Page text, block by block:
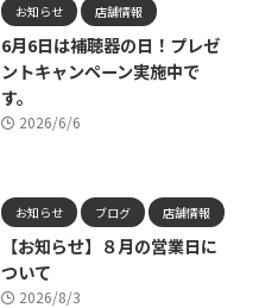
お知らせ 店舗情報
6月6日は補聴器の日！プレゼ
ントキャンペーン実施中で
す。
2026/6/6
お知らせ ブログ 店舗情報
【お知らせ】８月の営業日に
ついて
2026/8/3